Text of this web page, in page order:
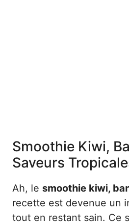
Smoothie Kiwi,
Saveurs
Ah, le smoothie kiwi,
recette est devenue un
tout en restant sain. Ce